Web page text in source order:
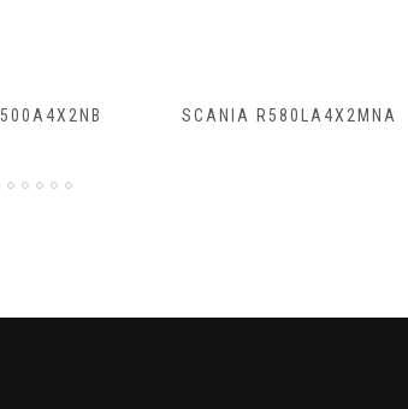
SCANIA R580LA4X2MNA